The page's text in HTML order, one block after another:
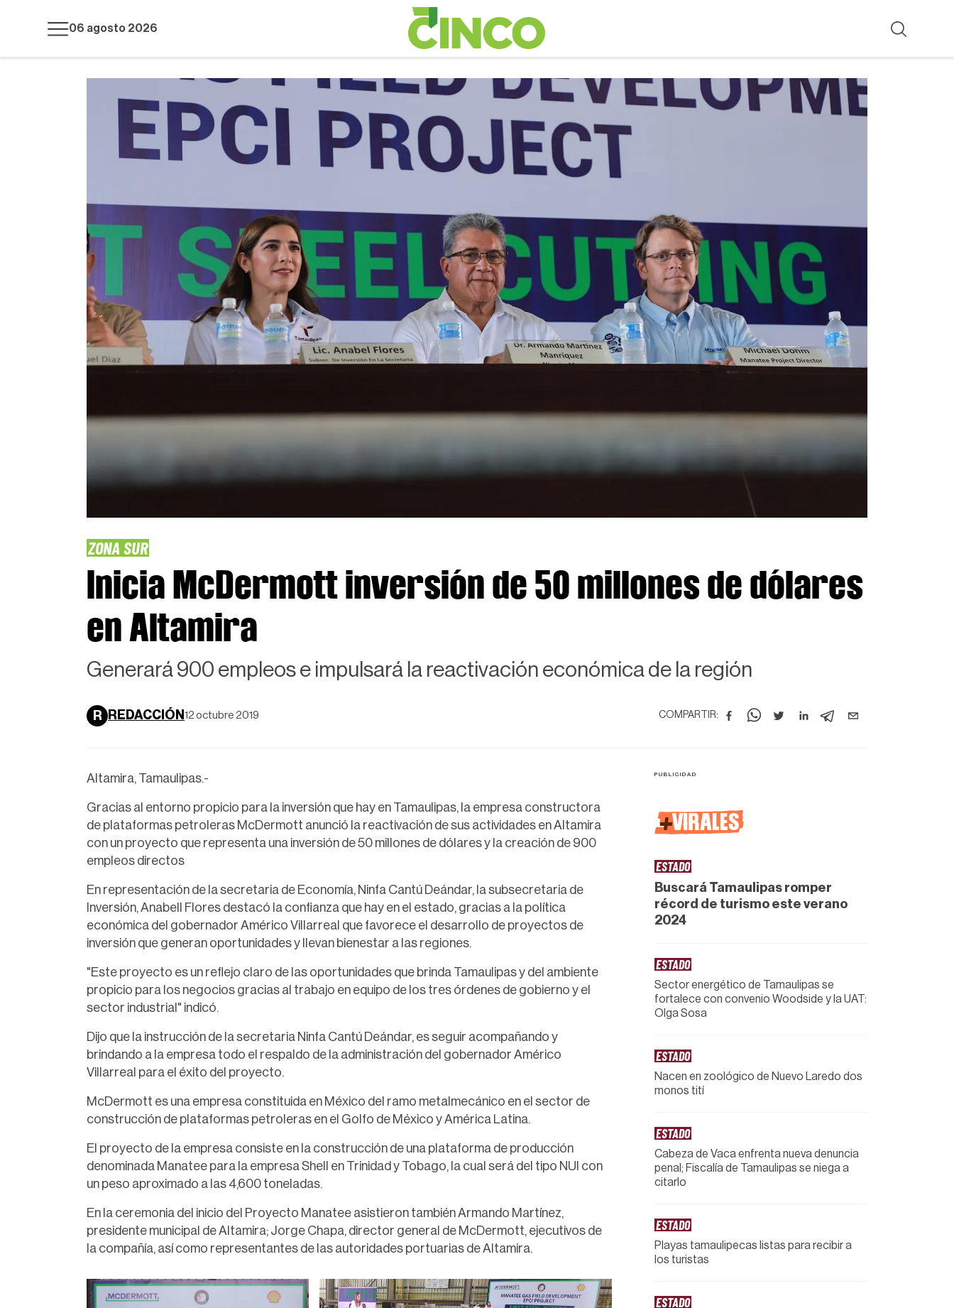
06 agosto 2026
ZONA SUR
Inicia McDermott inversión de 50 millones de dólares
en Altamira
Generará 900 empleos e impulsará la reactivación económica de la región
R REDACCIÓN 12 octubre 2019 COMPARTIR:
Altamira, Tamaulipas.-
Gracias al entorno propicio para la inversión que hay en Tamaulipas, la empresa constructora
de plataformas petroleras McDermott anunció la reactivación de sus actividades en Altamira
con un proyecto que representa una inversión de 50 millones de dólares y la creación de 900
empleos directos
En representación de la secretaria de Economía, Ninfa Cantú Deándar, la subsecretaria de
Inversión, Anabell Flores destacó la confianza que hay en el estado, gracias a la política
económica del gobernador Américo Villarreal que favorece el desarrollo de proyectos de
inversión que generan oportunidades y llevan bienestar a las regiones.
"Este proyecto es un reflejo claro de las oportunidades que brinda Tamaulipas y del ambiente
propicio para los negocios gracias al trabajo en equipo de los tres órdenes de gobierno y el
sector industrial" indicó.
Dijo que la instrucción de la secretaria Ninfa Cantú Deándar, es seguir acompañando y
brindando a la empresa todo el respaldo de la administración del gobernador Américo
Villarreal para el éxito del proyecto.
McDermott es una empresa constituida en México del ramo metalmecánico en el sector de
construcción de plataformas petroleras en el Golfo de México y América Latina.
El proyecto de la empresa consiste en la construcción de una plataforma de producción
denominada Manatee para la empresa Shell en Trinidad y Tobago, la cual será del tipo NUI con
un peso aproximado a las 4,600 toneladas.
En la ceremonia del inicio del Proyecto Manatee asistieron también Armando Martínez,
presidente municipal de Altamira; Jorge Chapa, director general de McDermott, ejecutivos de
la compañía, así como representantes de las autoridades portuarias de Altamira.
+VIRALES
ESTADO
Buscará Tamaulipas romper
récord de turismo este verano
2024
ESTADO
Sector energético de Tamaulipas se
fortalece con convenio Woodside y la UAT:
Olga Sosa
ESTADO
Nacen en zoológico de Nuevo Laredo dos
monos tití
ESTADO
Cabeza de Vaca enfrenta nueva denuncia
penal; Fiscalía de Tamaulipas se niega a
citarlo
ESTADO
Playas tamaulipecas listas para recibir a
los turistas
ESTADO